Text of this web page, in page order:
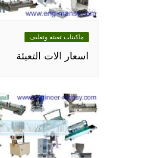
ماكينات تعبئة وتغليف
اسعار الات التعبئة